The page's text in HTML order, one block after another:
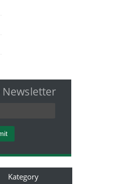
Newsletter
Kategory